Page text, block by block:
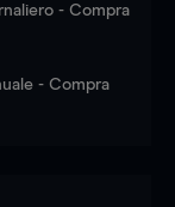
- Compra
- Compra